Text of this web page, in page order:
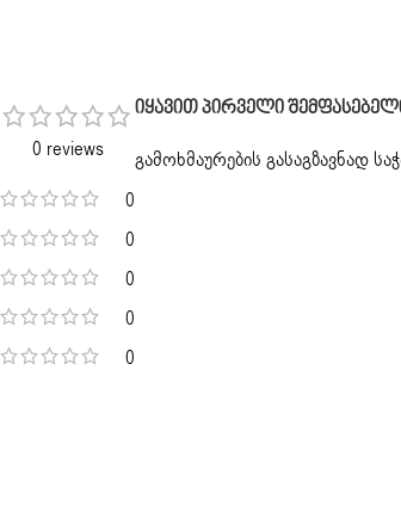
0 reviews
0
0
0
0
0
Იყავით Პირველი Შემფასებელი:
გამოხმაურების გასაგზავნად